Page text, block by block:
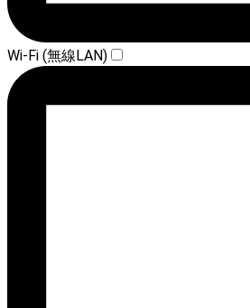
Wi-Fi (無線LAN)